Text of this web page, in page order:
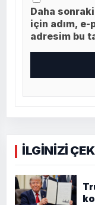
Daha
için adım,
adresim bu
İLGİNİZİ